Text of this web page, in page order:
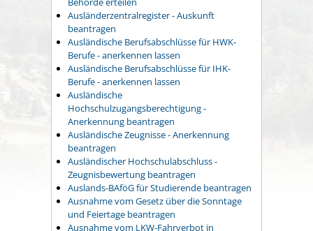
Ausländerzentralregister - Auskunft
beantragen
Ausländische Berufsabschlüsse für HWK-
Berufe - anerkennen lassen
Ausländische Berufsabschlüsse für IHK-
Berufe - anerkennen lassen
Ausländische
Hochschulzugangsberechtigung -
Anerkennung beantragen
Ausländische Zeugnisse - Anerkennung
beantragen
Ausländischer Hochschulabschluss -
Zeugnisbewertung beantragen
Auslands-BAföG für Studierende beantragen
Ausnahme vom Gesetz über die Sonntage
und Feiertage beantragen
Ausnahme vom LKW-Fahrverbot in